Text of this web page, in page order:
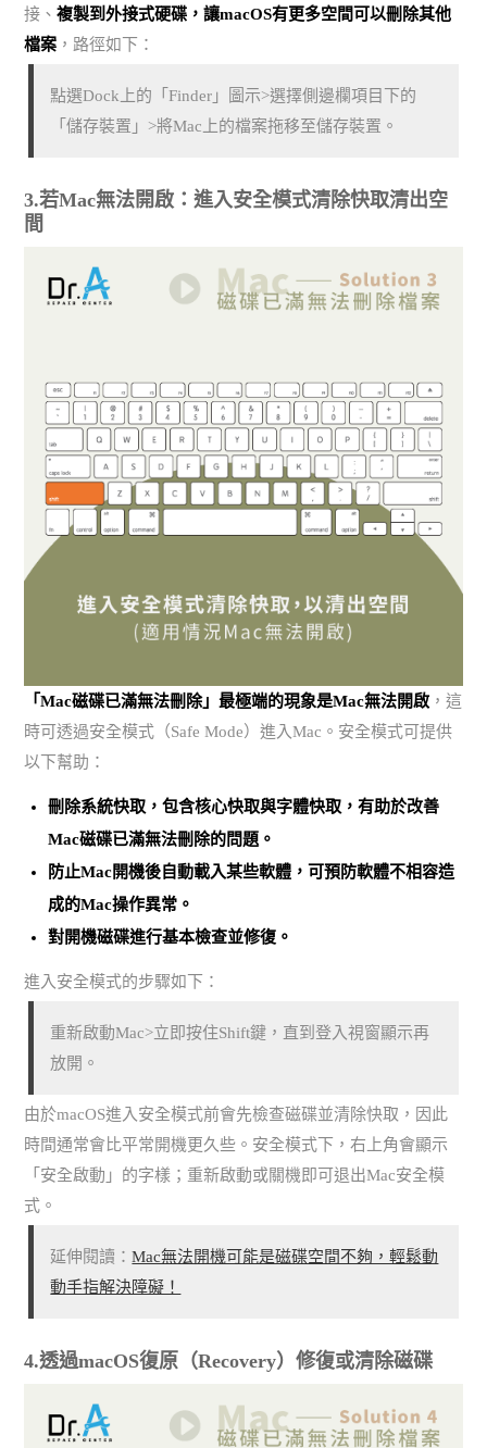
接、複製到外接式硬碟，讓macOS有更多空間可以刪除其他
檔案 ，路徑如下：
點選Dock上的「Finder」圖示>選擇側邊欄項目下的
「儲存裝置」>將Mac上的檔案拖移至儲存裝置。
3.若Mac無法開啟：進入安全模式清除快取清出空
間
「Mac磁碟已滿無法刪除」最極端的現象是Mac無法開啟 ，這
時可透過安全模式（Safe Mode）進入Mac。安全模式可提供
以下幫助：
刪除系統快取 ，包含核心快取與字體快取，有助於改善
Mac磁碟已滿無法刪除的問題。
防止Mac開機後自動載入某些軟體，可預防軟體不相容造
成的Mac操作異常。
對開機磁碟進行基本檢查並修復。
進入安全模式的步驟如下：
重新啟動Mac>立即按住Shift鍵，直到登入視窗顯示再
放開。
由於macOS進入安全模式前會先檢查磁碟並清除快取，因此
時間通常會比平常開機更久些。安全模式下，右上角會顯示
「安全啟動」的字樣；重新啟動或關機即可退出Mac安全模
式。
延伸閱讀：Mac無法開機可能是磁碟空間不夠，輕鬆動
動手指解決障礙！
4.透過macOS復原（Recovery）修復或清除磁碟